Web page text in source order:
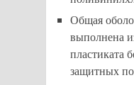
Общая
выполнена
пластиката
защитных